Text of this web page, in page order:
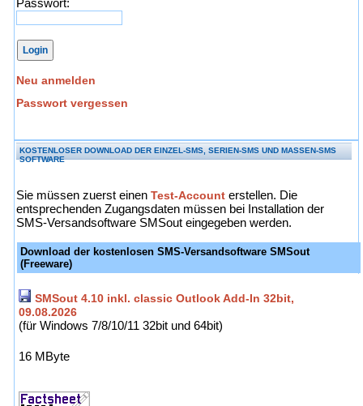
Passwort:
Neu anmelden
Passwort vergessen
KOSTENLOSER DOWNLOAD DER EINZEL-SMS, SERIEN-SMS UND MASSEN-SMS
SOFTWARE
Sie müssen zuerst einen Test-Account erstellen. Die
entsprechenden Zugangsdaten müssen bei Installation der
SMS-Versandsoftware SMSout eingegeben werden.
Download der kostenlosen SMS-Versandsoftware SMSout
(Freeware)
SMSout 4.10 inkl. classic Outlook Add-In 32bit,
09.08.2026
(für Windows 7/8/10/11 32bit und 64bit)
16 MByte